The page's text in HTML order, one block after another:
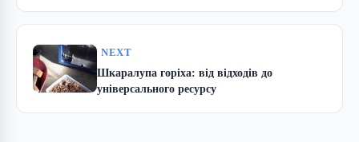
NEXT
Шкаралупа горіха: від відходів до
універсального ресурсу